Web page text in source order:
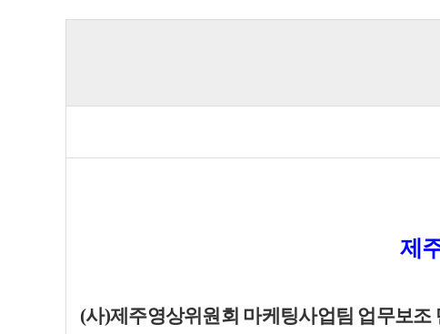
제
(사)제주영상위원회 마케팅사업팀 업무보